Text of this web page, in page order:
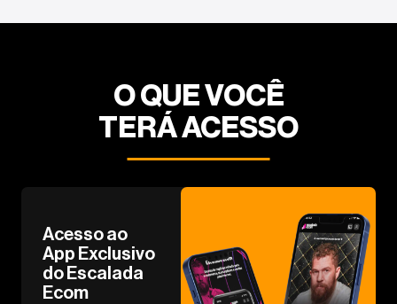
O QUE VOCÊ
TERÁ ACESSO
Acesso ao
App Exclusivo
do Escalada
Ecom